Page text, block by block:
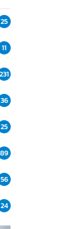
25
11
231
36
25
89
56
24